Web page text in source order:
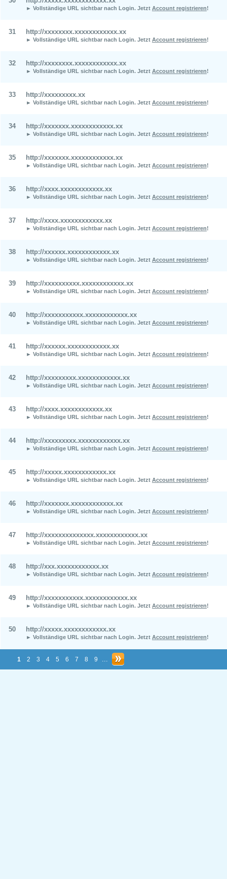
► Vollständige URL sichtbar nach Login. Jetzt Account registrieren!
31 http://xxxxxxxx.xxxxxxxxxxxx.xx
► Vollständige URL sichtbar nach Login. Jetzt Account registrieren!
32 http://xxxxxxxx.xxxxxxxxxxxx.xx
► Vollständige URL sichtbar nach Login. Jetzt Account registrieren!
33 http://xxxxxxxxx.xx
► Vollständige URL sichtbar nach Login. Jetzt Account registrieren!
34 http://xxxxxxx.xxxxxxxxxxxx.xx
► Vollständige URL sichtbar nach Login. Jetzt Account registrieren!
35 http://xxxxxxx.xxxxxxxxxxxx.xx
► Vollständige URL sichtbar nach Login. Jetzt Account registrieren!
36 http://xxxx.xxxxxxxxxxxx.xx
► Vollständige URL sichtbar nach Login. Jetzt Account registrieren!
37 http://xxxx.xxxxxxxxxxxx.xx
► Vollständige URL sichtbar nach Login. Jetzt Account registrieren!
38 http://xxxxxx.xxxxxxxxxxxx.xx
► Vollständige URL sichtbar nach Login. Jetzt Account registrieren!
39 http://xxxxxxxxxx.xxxxxxxxxxxx.xx
► Vollständige URL sichtbar nach Login. Jetzt Account registrieren!
40 http://xxxxxxxxxxx.xxxxxxxxxxxx.xx
► Vollständige URL sichtbar nach Login. Jetzt Account registrieren!
41 http://xxxxxx.xxxxxxxxxxxx.xx
► Vollständige URL sichtbar nach Login. Jetzt Account registrieren!
42 http://xxxxxxxxx.xxxxxxxxxxxx.xx
► Vollständige URL sichtbar nach Login. Jetzt Account registrieren!
43 http://xxxx.xxxxxxxxxxxx.xx
► Vollständige URL sichtbar nach Login. Jetzt Account registrieren!
44 http://xxxxxxxxx.xxxxxxxxxxxx.xx
► Vollständige URL sichtbar nach Login. Jetzt Account registrieren!
45 http://xxxxx.xxxxxxxxxxxx.xx
► Vollständige URL sichtbar nach Login. Jetzt Account registrieren!
46 http://xxxxxxx.xxxxxxxxxxxx.xx
► Vollständige URL sichtbar nach Login. Jetzt Account registrieren!
47 http://xxxxxxxxxxxxxx.xxxxxxxxxxxx.xx
► Vollständige URL sichtbar nach Login. Jetzt Account registrieren!
48 http://xxx.xxxxxxxxxxxx.xx
► Vollständige URL sichtbar nach Login. Jetzt Account registrieren!
49 http://xxxxxxxxxxx.xxxxxxxxxxxx.xx
► Vollständige URL sichtbar nach Login. Jetzt Account registrieren!
50 http://xxxxx.xxxxxxxxxxxx.xx
► Vollständige URL sichtbar nach Login. Jetzt Account registrieren!
1 2 3 4 5 6 7 8 9